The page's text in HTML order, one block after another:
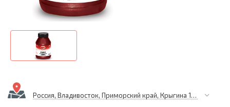
Россия, Владивосток, Приморский край, Крыгина 105